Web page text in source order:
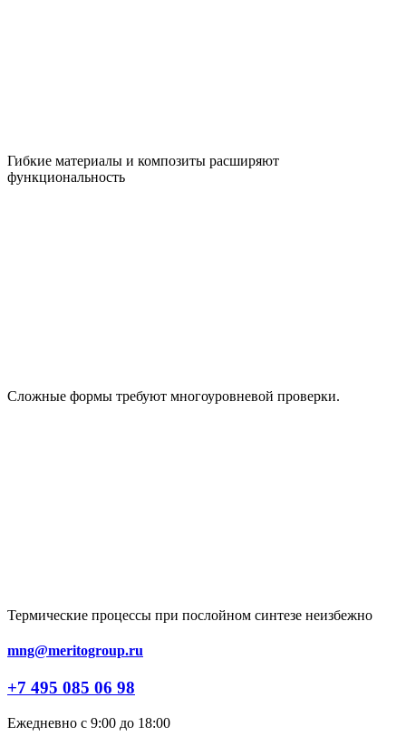
Гибкие материалы и композиты расширяют
функциональность
Сложные формы требуют многоуровневой проверки.
Термические процессы при послойном синтезе неизбежно
mng@meritogroup.ru
+7 495 085 06 98
Ежедневно с 9:00 до 18:00